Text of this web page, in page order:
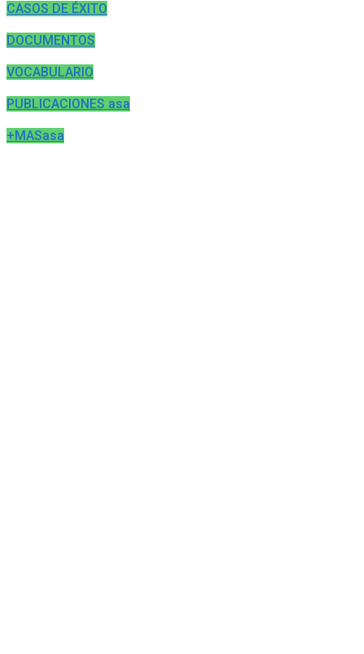
CASOS DE ÉXITO
DOCUMENTOS
VOCABULARIO
PUBLICACIONES asa
+MASasa